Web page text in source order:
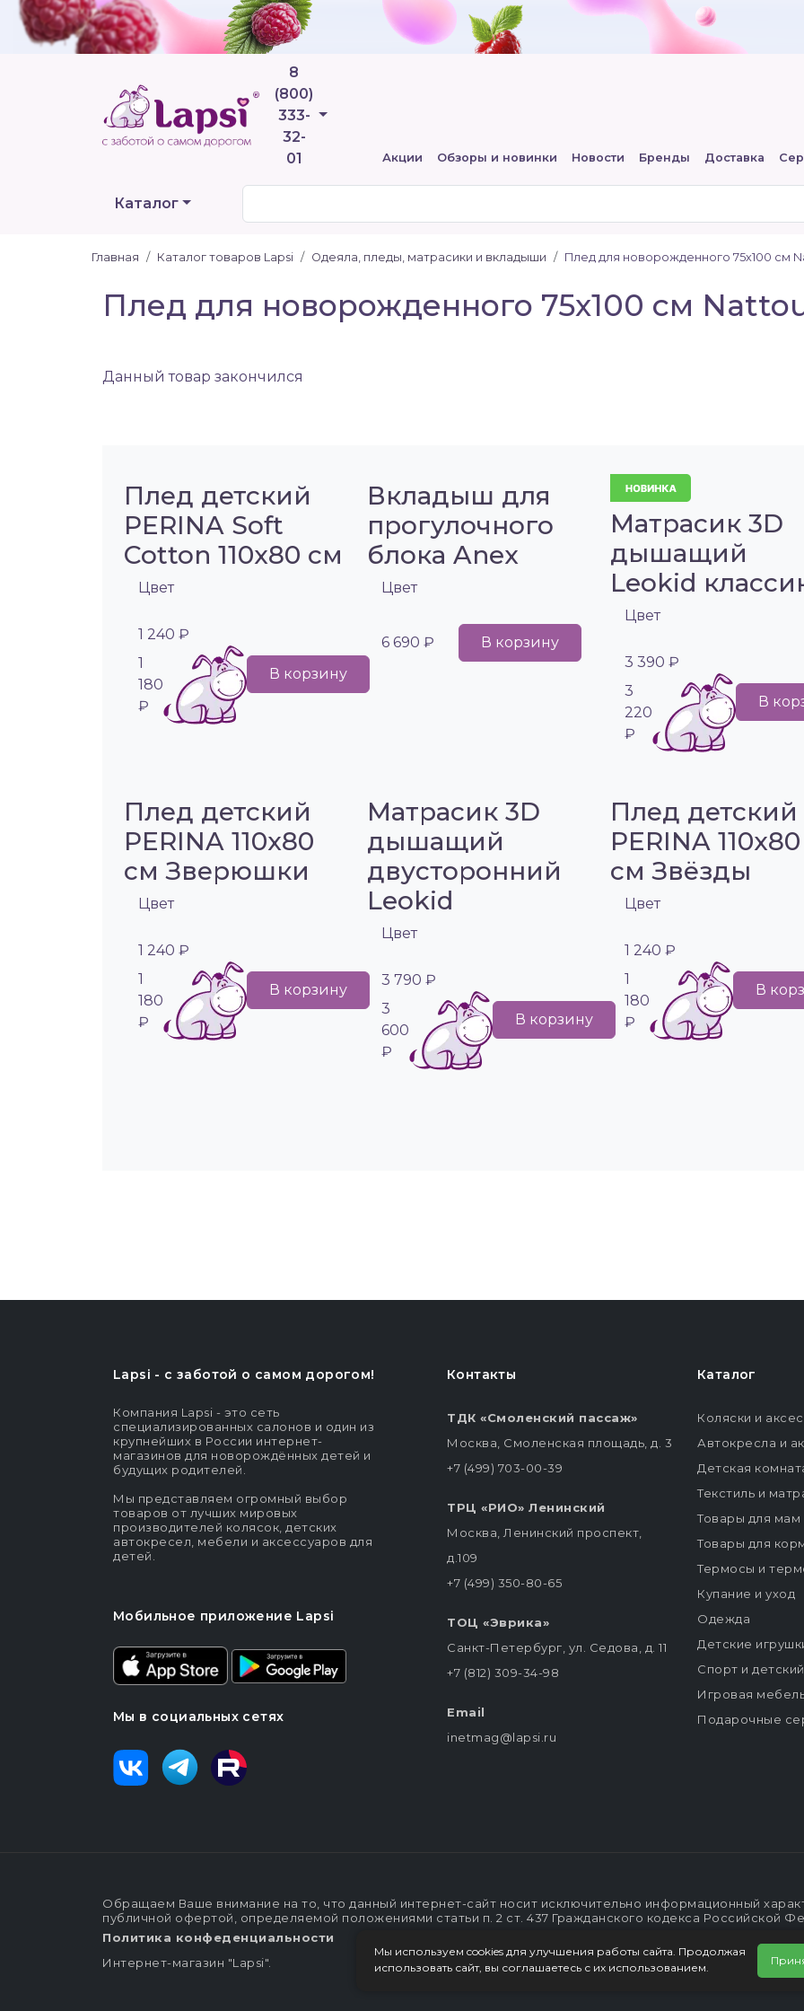
8
(800)
333-
32-
01
Телефоны
Акции Обзоры и новинки Новости Бренды Доставка
Каталог
Главная Каталог товаров Lapsi Одеяла, пледы, матрасики и вкладыши Плед для новорожденного 75х100 см
Плед для новорожденного 75х100 см
Данный товар закончился
Плед детский
PERINA Soft
Cotton 110х80 см
Цвет
1 240 ₽
1
180
₽
В корзину
Вкладыш для
прогулочного
блока Anex
Цвет
6 690 ₽ В корзину
Матрасик 3D
дышащий
Leokid
Цвет
3 390 ₽
3
220
₽
В
Плед детский
PERINA 110х80
см Зверюшки
Цвет
1 240 ₽
1
180
₽
В корзину
Матрасик 3D
дышащий
двусторонний
Leokid
Цвет
3 790 ₽
3
600
₽
В корзину
Плед детский
PERINA 110х80
см Звёзды
Цвет
1 240 ₽
1
180
₽
В
Lapsi - c заботой о самом дорогом!
Компания Lapsi - это сеть
специализированных салонов и один из
крупнейших в России интернет-
магазинов для новорождённых детей и
будущих родителей.
Мы представляем огромный выбор
товаров от лучших мировых
производителей колясок, детских
автокресел, мебели и аксессуаров для
детей.
Мобильное приложение Lapsi
Мы в социальных сетях
Контакты
ТДК «Смоленский пассаж»
Москва, Смоленская площадь, д. 3
+7 (499) 703-00-39
ТРЦ «РИО» Ленинский
Москва, Ленинский проспект,
д.109
+7 (499) 350-80-65
ТОЦ «Эврика»
Санкт-Петербург, ул. Седова, д. 11
+7 (812) 309-34-98
Email
inetmag@lapsi.ru
Каталог
Коляски и
Автокресла и
Детская
Текстиль и
Товары для мам
Товары для
Термосы и
Купание и уход
Одежда
Детские
Спорт и
Игровая
Подарочные
Обращаем Ваше внимание на то, что данный интернет-сайт носит исключительно информационный
публичной офертой, определяемой положениями статьи п. 2 ст. 437 Гражданского кодекса Российской
Политика конфеденциальности
Интернет-магазин "Lapsi".
Мы используем cookies для улучшения работы сайта. Продолжая
использовать сайт, вы соглашаетесь с их использованием.